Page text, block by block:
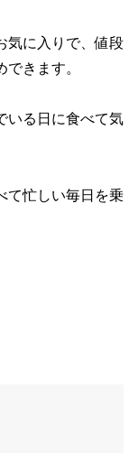
気に入りで、値段
きます。
いる日に食べて気
て忙しい毎日を乗